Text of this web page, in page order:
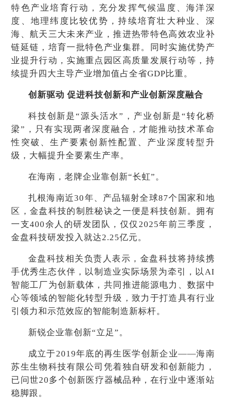
特色产业培育行动，充分发挥气候温度、海洋深
度、地理纬度比较优势，持续培育壮大种业、深
海、航天三大未来产业，推进热带特色高效农业补
链延链，培育一批特色产业集群。同时实施优势产
业提升行动，实施重点园区高质量发展行动等，持
续提升四大主导产业增加值占全省GDP比重。
创新驱动 促进科技创新和产业创新深度融合
科技创新是“源头活水”，产业创新是“转化桥
梁”，只有实现两者深度融合，才能推动技术革命
性突破、生产要素创新性配置、产业深度转型升
级，大幅提升全要素生产率。
在海南，老牌企业靠创新“长虹”。
扎根海南近30年、产品辐射全球87个国家和地
区，金盘科技的制胜秘诀之一便是科技创新。拥有
一支400余人的研发团队，仅仅2025年前三季度，
金盘科技研发投入就达2.25亿元。
金盘科技相关负责人表示，金盘科技将持续携
手优秀生态伙伴，以制造业实际场景为牵引，以AI
智能工厂为创新载体，共同推进能源电力、数据中
心等领域的智能化转型升级，致力于打造具有行业
引领力和示范效应的智能制造新标杆。
新锐企业靠创新“立足”。
成立于2019年底的再生医学创新企业——海南
苏生生物科技有限公司凭着独自研发和创新能力，
已问世20多个创新医疗器械品种，在行业中逐渐站
稳脚跟。